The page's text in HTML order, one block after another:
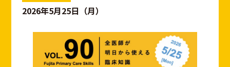
2026年5月25日（月）